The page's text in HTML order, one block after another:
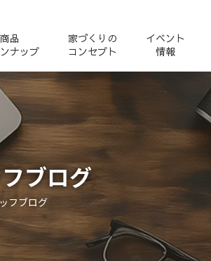
商品
ナップ
家づくりの
コンセプト
イベント
情報
ブログ
フブログ